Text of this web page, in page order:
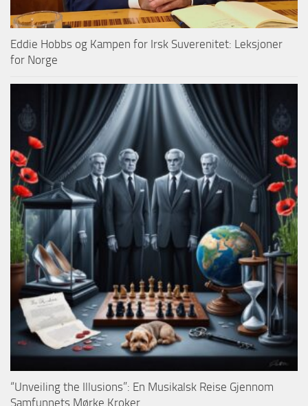
Eddie Hobbs og Kampen for Irsk Suverenitet: Leksjoner
for Norge
“Unveiling the Illusions”: En Musikalsk Reise Gjennom
Samfunnets Mørke Kroker